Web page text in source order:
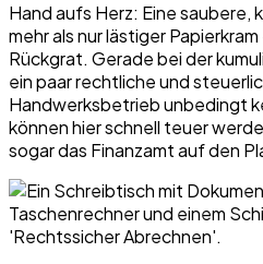
Hand aufs Herz: Eine saubere,
mehr als nur lästiger
Rückgrat. Gerade bei der
ein paar rechtliche und
Handwerksbetrieb unbedingt
können hier schnell teuer
sogar das Finanzamt auf den